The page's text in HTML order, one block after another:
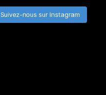
Suivez-nous sur Instagram